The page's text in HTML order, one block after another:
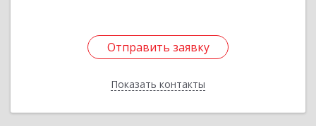
Отправить заявку
Показать контакты
Отправить заявку
Назад